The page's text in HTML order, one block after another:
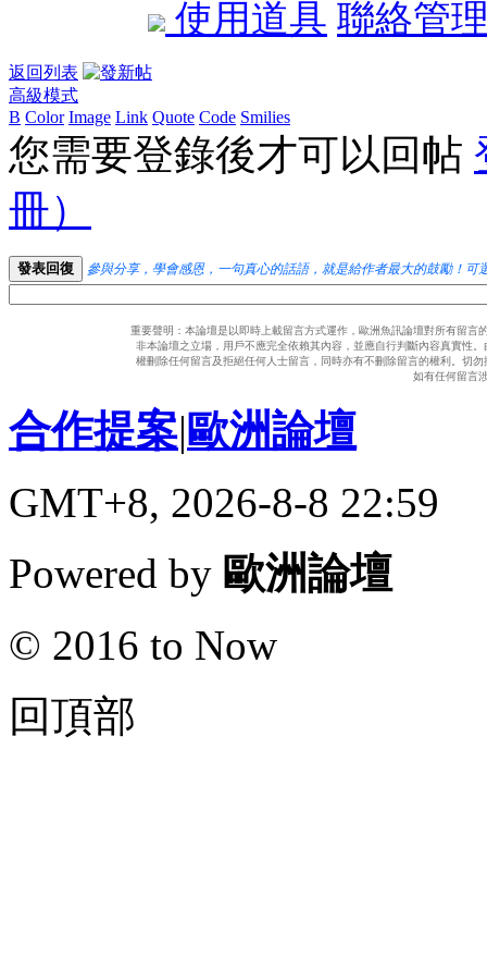
使用道具 聯絡管
返回列表
高級模式
B Color Image Link Quote Code Smilies
您需要登錄後才可以回帖
冊）
發表回復 參與分享，學會感恩，一句真心的話語，就是給作者最大的鼓勵！可
重要聲明：本論壇是以即時上載留言方式運作，歐洲魚訊論壇對所有留
非本論壇之立場，用戶不應完全依賴其內容，並應自行判斷內容真實性
權刪除任何留言及拒絕任何人士留言，同時亦有不刪除留言的權利。切
如有任何留言
合作提案|歐洲論壇
GMT+8, 2026-8-8 22:59
Powered by 歐洲論壇
© 2016 to Now
回頂部